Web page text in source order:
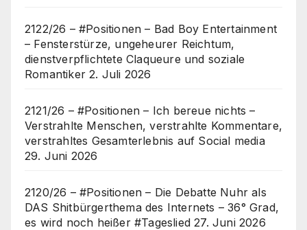
2122/26 – #Positionen – Bad Boy Entertainment
– Fensterstürze, ungeheurer Reichtum,
dienstverpflichtete Claqueure und soziale
Romantiker 2. Juli 2026
2121/26 – #Positionen – Ich bereue nichts –
Verstrahlte Menschen, verstrahlte Kommentare,
verstrahltes Gesamterlebnis auf Social media
29. Juni 2026
2120/26 – #Positionen – Die Debatte Nuhr als
DAS Shitbürgerthema des Internets – 36° Grad,
es wird noch heißer #Tageslied 27. Juni 2026